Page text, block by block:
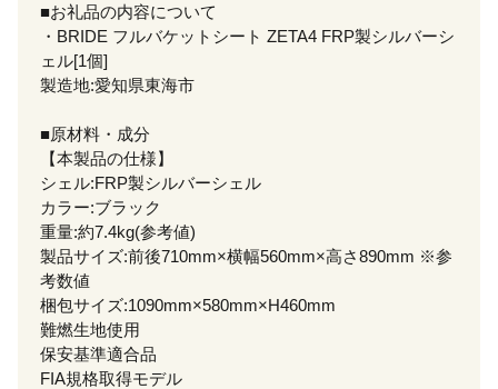
■お礼品の内容について
・BRIDE フルバケットシート ZETA4 FRP製シルバーシ
ェル[1個]
製造地:愛知県東海市
■原材料・成分
【本製品の仕様】
シェル:FRP製シルバーシェル
カラー:ブラック
重量:約7.4kg(参考値)
製品サイズ:前後710mm×横幅560mm×高さ890mm ※参
考数値
梱包サイズ:1090mm×580mm×H460mm
難燃生地使用
保安基準適合品
FIA規格取得モデル